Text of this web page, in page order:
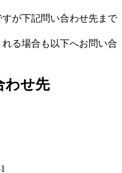
が下記問い合わせ先まで
る場合も以下へお問い合
わせ先